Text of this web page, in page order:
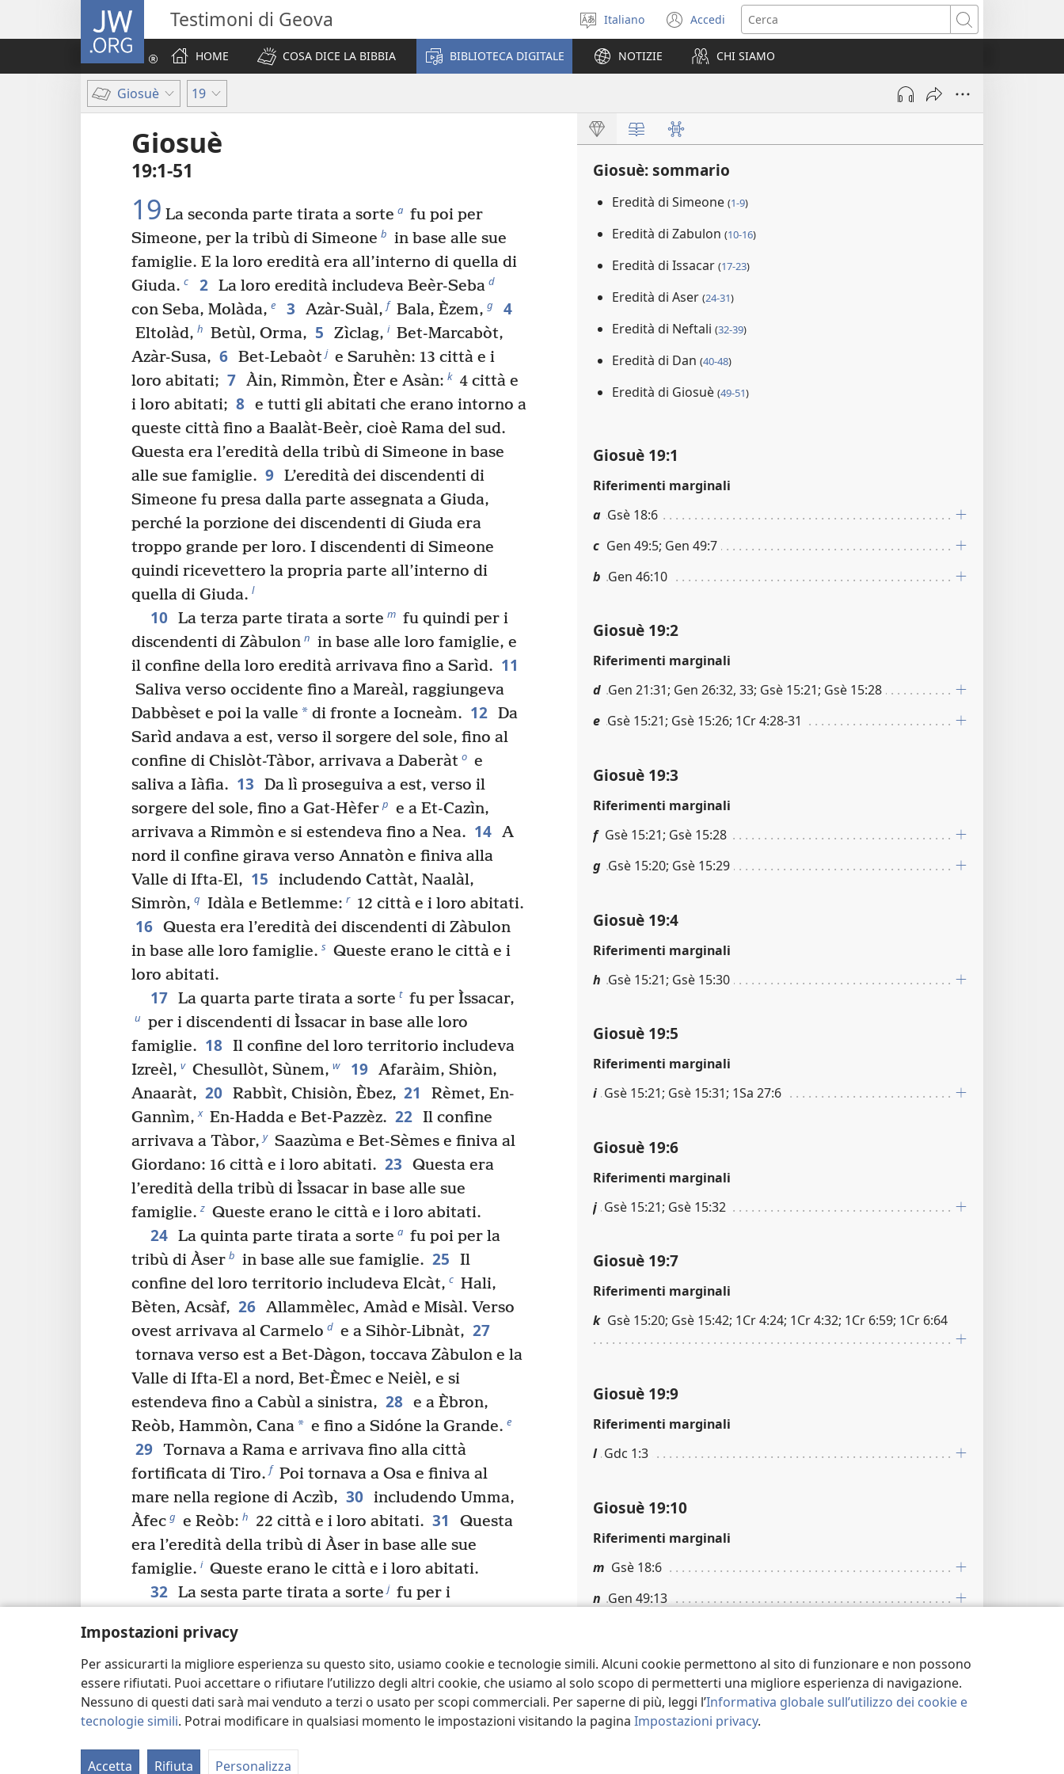
Impostazioni privacy
Per assicurarti la migliore esperienza su questo sito, usiamo cookie e tecnologie simili. Alcuni cookie permettono al sito di funzionare e non possono
essere rifiutati. Puoi accettare o rifiutare l’utilizzo degli altri cookie, che usiamo al solo scopo di permetterti una migliore esperienza di navigazione.
Nessuno di questi dati sarà mai venduto a terzi o usato per scopi commerciali. Per saperne di più, leggi l’Informativa globale sull’utilizzo dei cookie e
tecnologie simili. Potrai modificare in qualsiasi momento le impostazioni visitando la pagina Impostazioni privacy.
Accetta Rifiuta Personalizza
JW.ORG Testimoni di Geova
Seleziona
la
lingua
Italiano Accedi
(apre
una
nuova
finestra)
Cerca
HOME
COSA DICE LA BIBBIA BIBLIOTECA DIGITALE NOTIZIE CHI SIAMO
Giosuè 19
Giosuè
19:1-51
19 La seconda parte tirata a sorte a fu poi per
Simeone, per la tribù di Simeone b in base alle sue
famiglie. E la loro eredità era all’interno di quella di
Giuda. c 2 La loro eredità includeva Beèr-Seba d
con Seba, Molàda, e 3 Azàr-Suàl, f Bala, Èzem, g 4
Eltolàd, h Betùl, Orma, 5 Zìclag, i Bet-Marcabòt,
Azàr-Susa, 6 Bet-Lebaòt j e Saruhèn: 13 città e i
loro abitati; 7 Àin, Rimmòn, Èter e Asàn: k 4 città e
i loro abitati; 8 e tutti gli abitati che erano intorno a
queste città fino a Baalàt-Beèr, cioè Rama del sud.
Questa era l’eredità della tribù di Simeone in base
alle sue famiglie. 9 L’eredità dei discendenti di
Simeone fu presa dalla parte assegnata a Giuda,
perché la porzione dei discendenti di Giuda era
troppo grande per loro. I discendenti di Simeone
quindi ricevettero la propria parte all’interno di
quella di Giuda. l
10 La terza parte tirata a sorte m fu quindi per i
discendenti di Zàbulon n in base alle loro famiglie, e
il confine della loro eredità arrivava fino a Sarìd. 11
Saliva verso occidente fino a Mareàl, raggiungeva
Dabbèset e poi la valle * di fronte a Iocneàm. 12 Da
Sarìd andava a est, verso il sorgere del sole, fino al
confine di Chislòt-Tàbor, arrivava a Daberàt o e
saliva a Iàfia. 13
Da lì proseguiva a est, verso il
sorgere del sole, fino a Gat-Hèfer p e a Et-Cazìn,
arrivava a Rimmòn e si estendeva fino a Nea. 14 A
nord il confine girava verso Annatòn e finiva alla
Valle di Ifta-El, 15
includendo Cattàt, Naalàl,
Simròn, q Idàla e Betlemme: r 12 città e i loro abitati.
16 Questa era l’eredità dei discendenti di Zàbulon
in base alle loro famiglie. s Queste erano le città e i
loro abitati.
17 La quarta parte tirata a sorte t fu per Ìssacar,
u per i discendenti di Ìssacar in base alle loro
famiglie. 18 Il confine del loro territorio includeva
Izreèl, v Chesullòt, Sùnem, w 19 Afaràim, Shiòn,
Anaaràt, 20 Rabbìt, Chisiòn, Èbez, 21
Rèmet, En-
Gannìm, x En-Hadda e Bet-Pazzèz. 22 Il confine
arrivava a Tàbor, y Saazùma e Bet-Sèmes e finiva al
Giordano: 16 città e i loro abitati. 23
Questa era
l’eredità della tribù di Ìssacar in base alle sue
famiglie. z Queste erano le città e i loro abitati.
24 La quinta parte tirata a sorte a fu poi per la
tribù di Àser b in base alle sue famiglie. 25
Il
confine del loro territorio includeva Elcàt, c Hali,
Bèten, Acsàf, 26 Allammèlec, Amàd e Misàl. Verso
ovest arrivava al Carmelo d e a Sihòr-Libnàt, 27
tornava verso est a Bet-Dàgon, toccava Zàbulon e la
Valle di Ifta-El a nord, Bet-Èmec e Neièl, e si
estendeva fino a Cabùl a sinistra, 28 e a Èbron,
Reòb, Hammòn, Cana* e fino a Sidóne la Grande. e
29 Tornava a Rama e arrivava fino alla città
fortificata di Tiro. f Poi tornava a Osa e finiva al
mare nella regione di Aczìb, 30 includendo Umma,
Àfec g e Reòb: h 22 città e i loro abitati. 31
Questa
era l’eredità della tribù di Àser in base alle sue
famiglie. i Queste erano le città e i loro abitati.
32 La sesta parte tirata a sorte j fu per i
base alle loro famiglie.
territorio andava da Hèlef e dal grande albero di
Zaanannìm k ad Adàmi-Nècheb e Iabneèl fino a
Laccùm, per poi finire al Giordano. 34 Tornava
Uccòc e arrivava a Zàbulon a sud, ad Àser a ovest e a
Giosuè: sommario
Eredità di Simeone (1-9)
Eredità di Zabulon (10-16)
Eredità di Issacar (17-23)
Eredità di Aser (24-31)
Eredità di Neftali (32-39)
Eredità di Dan (40-48)
Eredità di Giosuè (49-51)
Giosuè 19:1
Riferimenti marginali
a Gsè 18:6
c Gen 49:5; Gen 49:7
b Gen 46:10
Giosuè 19:2
Riferimenti marginali
d Gen 21:31; Gen 26:32, 33; Gsè 15:21; Gsè 15:28
e Gsè 15:21; Gsè 15:26; 1Cr 4:28-31
Giosuè 19:3
Riferimenti marginali
f Gsè 15:21; Gsè 15:28
g Gsè 15:20; Gsè 15:29
Giosuè 19:4
Riferimenti marginali
h Gsè 15:21; Gsè 15:30
Giosuè 19:5
Riferimenti marginali
i Gsè 15:21; Gsè 15:31; 1Sa 27:6
Giosuè 19:6
Riferimenti marginali
j Gsè 15:21; Gsè 15:32
Giosuè 19:7
Riferimenti marginali
k Gsè 15:20; Gsè 15:42; 1Cr 4:24; 1Cr 4:32; 1Cr 6:59; 1Cr 6:64
Giosuè 19:9
Riferimenti marginali
l Gdc 1:3
Giosuè 19:10
Riferimenti marginali
m Gsè 18:6
n Gen 49:13
Note in calce
O “uadi”, vediGlossario